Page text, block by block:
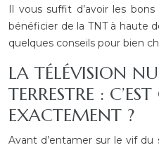
Il vous suffit d’avoir les
bénéficier de la TNT à haute
quelques conseils pour bien
LA TÉLÉVISION
TERRESTRE :
EXACTEMENT ?
Avant d’entamer sur le vif du